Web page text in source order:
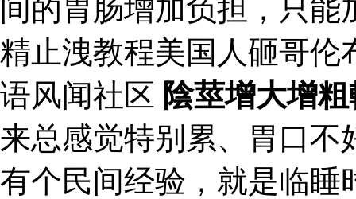
间的胃肠增加负担，只能
精止洩教程美国人砸哥伦
语风闻社区 陰莖增大增
来总感觉特别累、胃口不
有个民间经验，就是临睡